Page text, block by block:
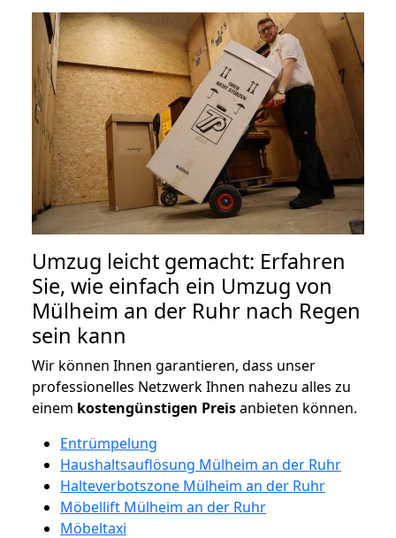
Umzug leicht gemacht: Erfahren
Sie, wie einfach ein Umzug von
Mülheim an der Ruhr nach Regen
sein kann
Wir können Ihnen garantieren, dass unser
professionelles Netzwerk Ihnen nahezu alles zu
einem kostengünstigen Preisanbieten können.
Entrümpelung
Haushaltsauflösung Mülheim an der Ruhr
Halteverbotszone Mülheim an der Ruhr
Möbellift Mülheim an der Ruhr
Möbeltaxi